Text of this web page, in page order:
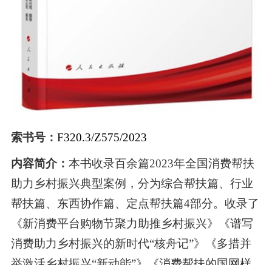
索书号： F320.3/Z575/2023
内容简介： 本书收录百余篇2023年全国消费帮扶
助力乡村振兴典型案例，分为综合帮扶篇、行业
帮扶篇、东西协作篇、定点帮扶篇4部分。收录了
《新消费平台购物节聚力助推乡村振兴》《谱写
消费助力乡村振兴的新时代“核舟记”》《多措并